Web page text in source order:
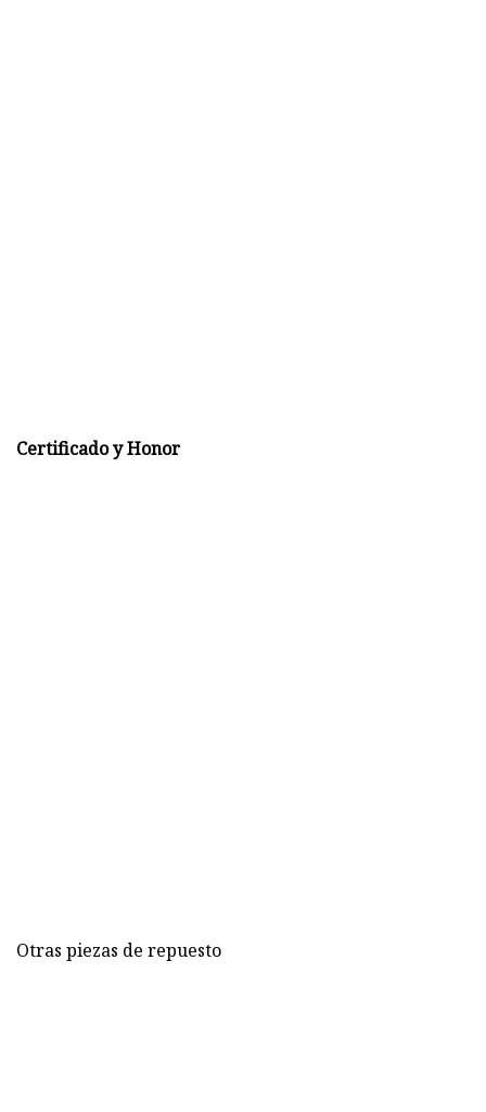
Certificado y Honor
Otras piezas de repuesto